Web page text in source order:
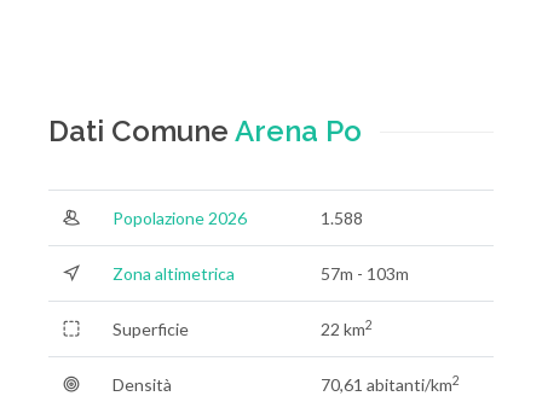
Dati Comune Arena Po
Popolazione 2026 1.588
Zona altimetrica 57m - 103m
Superficie 22 km2
Densità 70,61 abitanti/km2